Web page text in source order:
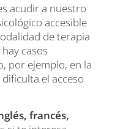
acudir a nuestro
accesible
de terapia
casos
por ejemplo, en la
el acceso
francés,